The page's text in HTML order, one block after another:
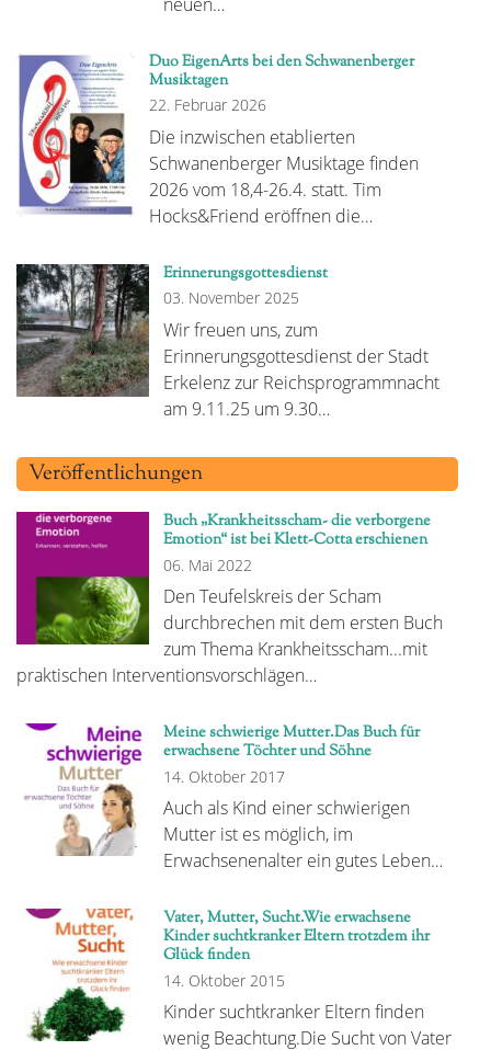
Duo EigenArts bei den Schwanenberger
Musiktagen
22. Februar 2026
Die inzwischen etablierten
Schwanenberger Musiktage finden
2026 vom 18,4-26.4. statt. Tim
Hocks&Friend eröffnen die…
Erinnerungsgottesdienst
03. November 2025
Wir freuen uns, zum
Erinnerungsgottesdienst der Stadt
Erkelenz zur Reichsprogrammnacht
am 9.11.25 um 9.30…
Veröffentlichungen
Buch „Krankheitsscham- die verborgene
Emotion“ ist bei Klett-Cotta erschienen
06. Mai 2022
Den Teufelskreis der Scham
durchbrechen mit dem ersten Buch
zum Thema Krankheitsscham...mit
praktischen Interventionsvorschlägen…
Meine schwierige Mutter.Das Buch für
erwachsene Töchter und Söhne
14. Oktober 2017
Auch als Kind einer schwierigen
Mutter ist es möglich, im
Erwachsenenalter ein gutes Leben…
Vater, Mutter, Sucht.Wie erwachsene
Kinder suchtkranker Eltern trotzdem ihr
Glück finden
14. Oktober 2015
Kinder suchtkranker Eltern finden
wenig Beachtung.Die Sucht von Vater